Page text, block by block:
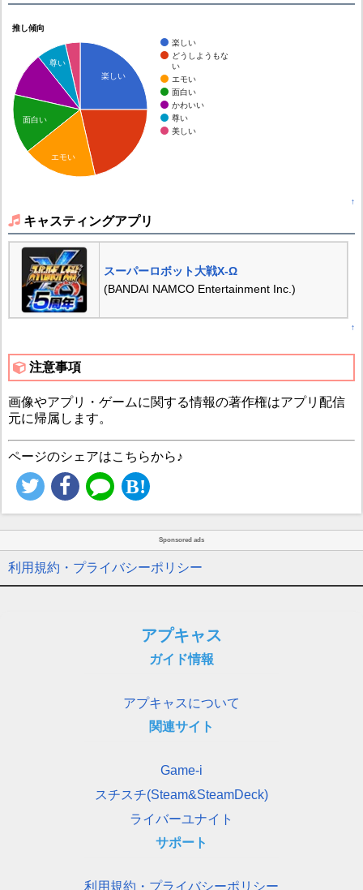
推し傾向
楽しい
どうしようもな
い
エモい
面白い
かわいい
尊い
美しい
楽しい
尊い
面白い
エモい
↑
キャスティングアプリ
スーパーロボット大戦X-Ω
(BANDAI NAMCO Entertainment Inc.)
↑
注意事項
画像やアプリ・ゲームに関する情報の著作権はアプリ配信
元に帰属します。
ページのシェアはこちらから♪
Sponsored ads
利用規約・プライバシーポリシー
アプキャス
ガイド情報
アプキャスについて
関連サイト
Game-i
スチスチ(Steam&SteamDeck)
ライバーユナイト
サポート
利用規約・プライバシーポリシー